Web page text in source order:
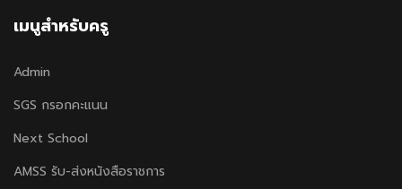
เมนูสำหรับครู
Admin
SGS กรอกคะแนน
Next School
AMSS รับ-ส่งหนังสือราชการ